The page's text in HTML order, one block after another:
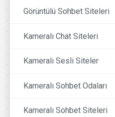
Görüntülü Sohbet Siteleri
Kameralı Chat Siteleri
Kameralı Sesli Siteler
Kameralı Sohbet Odaları
Kameralı Sohbet Siteleri